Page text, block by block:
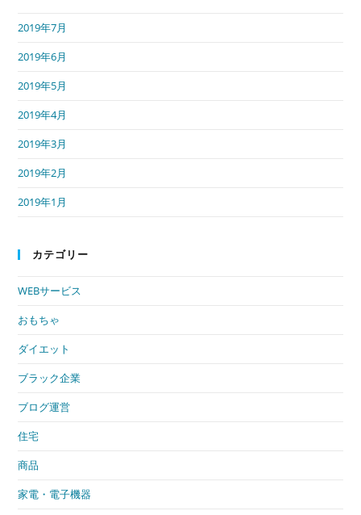
2019年7月
2019年6月
2019年5月
2019年4月
2019年3月
2019年2月
2019年1月
カテゴリー
WEBサービス
おもちゃ
ダイエット
ブラック企業
ブログ運営
住宅
商品
家電・電子機器